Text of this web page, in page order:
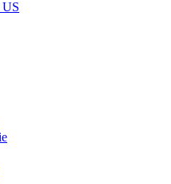
US